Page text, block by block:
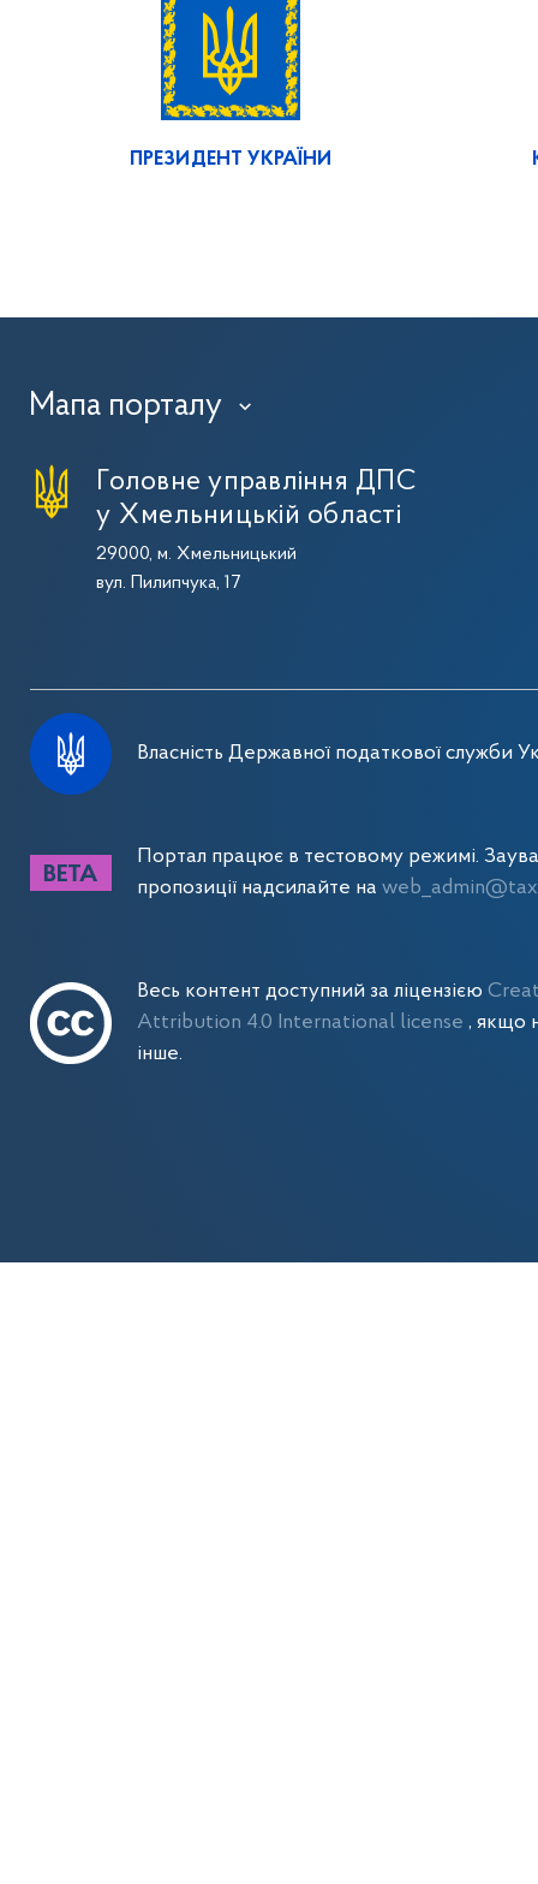
ПРЕЗИДЕНТ УКРАЇНИ
Мапа порталу ›
Головне управління ДПС
у Хмельницькій області
29000, м. Хмельницький
вул. Пилипчука, 17
Власність Державної податкової служби
Портал працює в тестовому режимі.
пропозиції надсилайте на
Весь контент доступний за ліцензією
Attribution 4.0 International license, якщо
інше.